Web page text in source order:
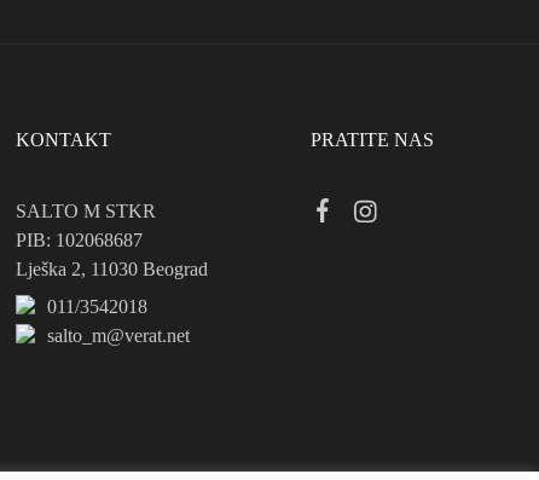
KONTAKT
SALTO M STKR
PIB: 102068687
Lješka 2, 11030 Beograd
011/3542018
salto_m@verat.net
PRATITE NAS